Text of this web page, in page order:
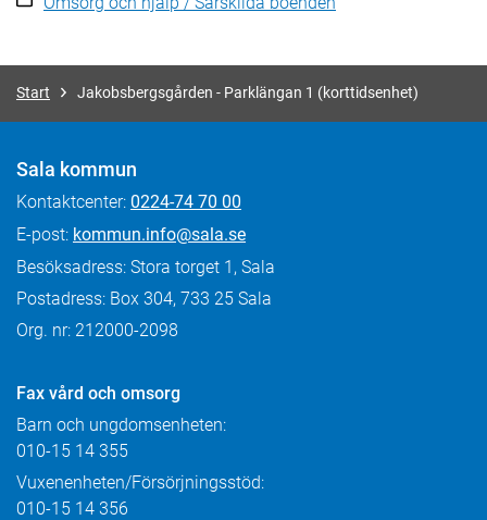
Start Jakobsbergsgården - Parklängan 1 (korttidsenhet)
Sala kommun
Kontaktcenter: 0224-74 70 00
E-post: kommun.info@sala.se
Besöksadress: Stora torget 1, Sala
Postadress: Box 304, 733 25 Sala
Org. nr: 212000-2098
Fax vård och omsorg
Barn och ungdomsenheten:
010-15 14 355
Vuxenenheten/Försörjningsstöd:
010-15 14 356